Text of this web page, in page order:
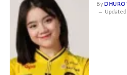
By
Updated: